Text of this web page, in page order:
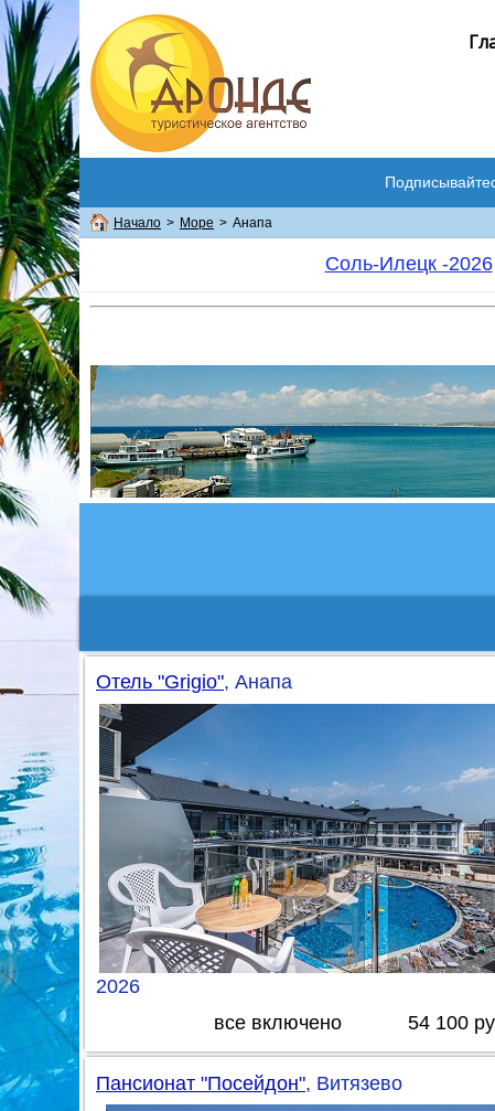
Начало > Море > Анапа
Соль-Илецк -2026
Отель "Grigio", Анапа
2026
все включено 54 100
Пансионат "Посейдон", Витязево